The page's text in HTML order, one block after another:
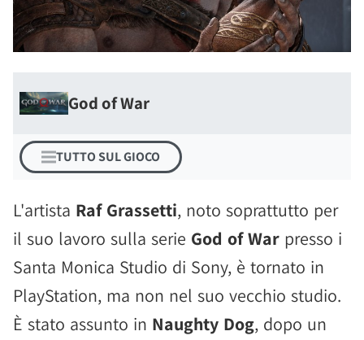
God of War
TUTTO SUL GIOCO
L'artista Raf Grassetti, noto soprattutto per
il suo lavoro sulla serie God of War presso i
Santa Monica Studio di Sony, è tornato in
PlayStation, ma non nel suo vecchio studio.
È stato assunto in Naughty Dog, dopo un